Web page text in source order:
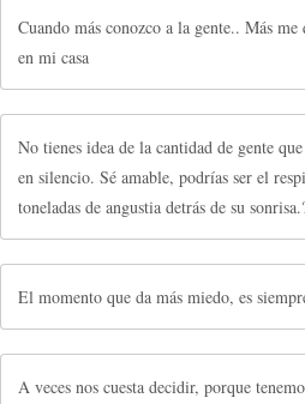
Cuando más conozco a la gente.. Más
en mi casa
No tienes idea de la cantidad de gente
en silencio. Sé amable, podrías ser el
toneladas de angustia detrás de su
El momento que da más miedo, es
A veces nos cuesta decidir, porque